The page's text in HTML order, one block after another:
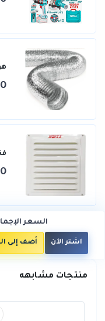
السعر
اشتر الآن أضف إلى
منتجات مشابهه